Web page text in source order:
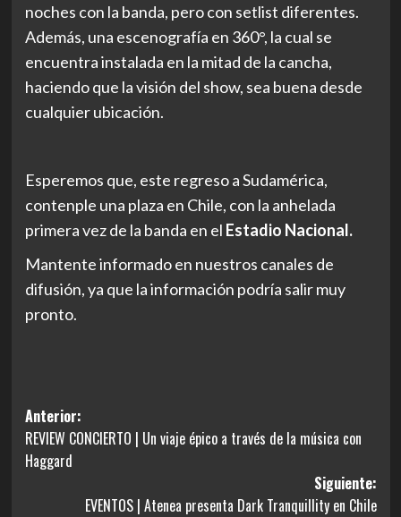
noches con la banda, pero con setlist diferentes.
Además, una escenografía en 360°, la cual se
encuentra instalada en la mitad de la cancha,
haciendo que la visión del show, sea buena desde
cualquier ubicación.
Esperemos que, este regreso a Sudamérica,
contenple una plaza en Chile, con la anhelada
primera vez de la banda en el Estadio Nacional.
Mantente informado en nuestros canales de
difusión, ya que la información podría salir muy
pronto.
Navegación
de
entradas
Anterior:
REVIEW CONCIERTO | Un viaje épico a través de la música con
Haggard
Siguiente:
EVENTOS | Atenea presenta Dark Tranquillity en Chile